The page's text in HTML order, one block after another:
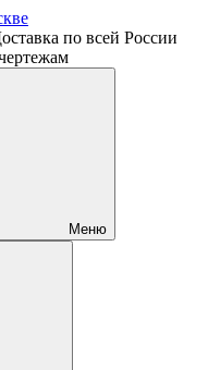
по всей России
Меню